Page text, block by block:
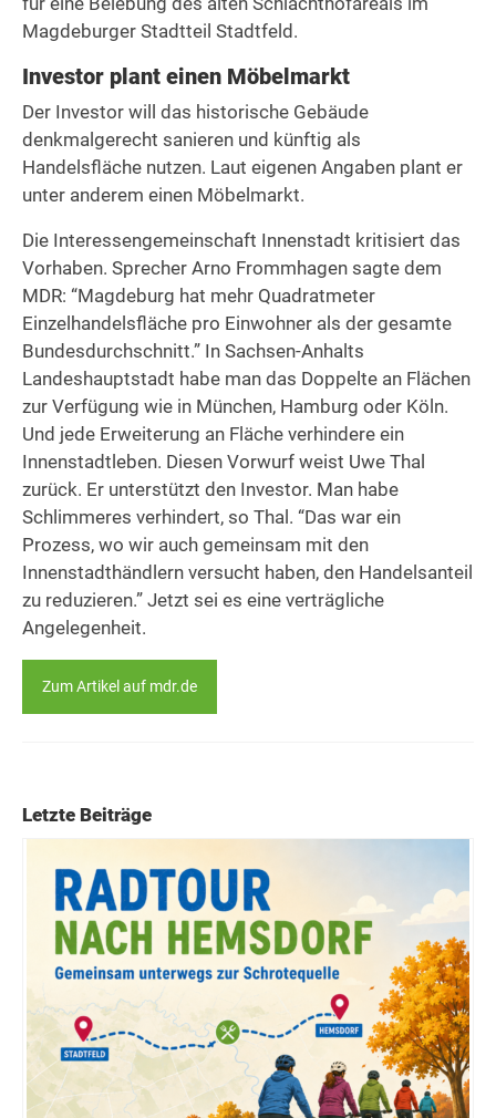
Magdeburger Stadtteil Stadtfeld.
Investor plant einen Möbelmarkt
Der Investor will das historische Gebäude
denkmalgerecht sanieren und künftig als
Handelsfläche nutzen. Laut eigenen Angaben plant er
unter anderem einen Möbelmarkt.
Die Interessengemeinschaft Innenstadt kritisiert das
Vorhaben. Sprecher Arno Frommhagen sagte dem
MDR: “Magdeburg hat mehr Quadratmeter
Einzelhandelsfläche pro Einwohner als der gesamte
Bundesdurchschnitt.” In Sachsen-Anhalts
Landeshauptstadt habe man das Doppelte an Flächen
zur Verfügung wie in München, Hamburg oder Köln.
Und jede Erweiterung an Fläche verhindere ein
Innenstadtleben. Diesen Vorwurf weist Uwe Thal
zurück. Er unterstützt den Investor. Man habe
Schlimmeres verhindert, so Thal. “Das war ein
Prozess, wo wir auch gemeinsam mit den
Innenstadthändlern versucht haben, den Handelsanteil
zu reduzieren.” Jetzt sei es eine verträgliche
Angelegenheit.
Zum Artikel auf mdr.de
Letzte Beiträge